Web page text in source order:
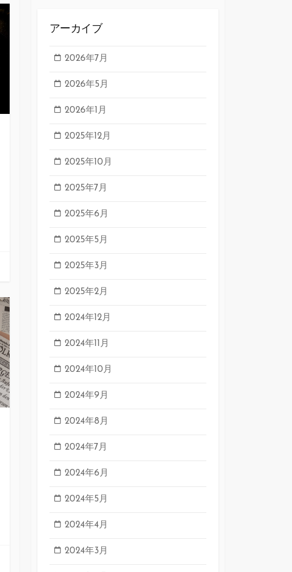
アーカイブ
2026年7月
2026年5月
2026年1月
2025年12月
2025年10月
2025年7月
2025年6月
2025年5月
2025年3月
2025年2月
2024年12月
2024年11月
2024年10月
2024年9月
2024年8月
2024年7月
2024年6月
2024年5月
2024年4月
2024年3月